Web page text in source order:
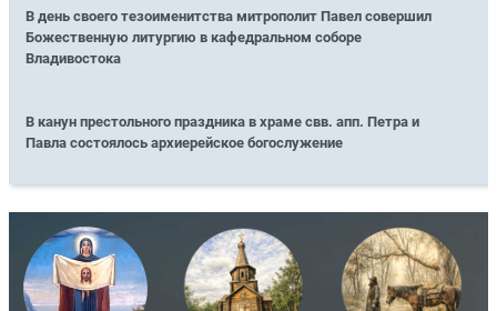
В день своего тезоименитства митрополит Павел совершил
Божественную литургию в кафедральном соборе
Владивостока
В канун престольного праздника в храме свв. апп. Петра и
Павла состоялось архиерейское богослужение